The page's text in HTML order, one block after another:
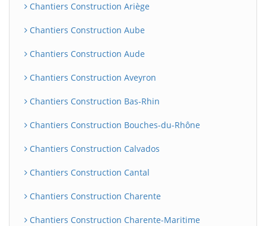
Chantiers Construction Ariège
Chantiers Construction Aube
Chantiers Construction Aude
Chantiers Construction Aveyron
Chantiers Construction Bas-Rhin
Chantiers Construction Bouches-du-Rhône
Chantiers Construction Calvados
Chantiers Construction Cantal
Chantiers Construction Charente
Chantiers Construction Charente-Maritime